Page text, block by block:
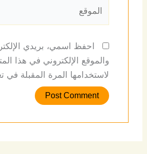
احفظ اسمي، بريدي
والموقع الإلكتروني في هذا
لاستخدامها المرة المقبلة في